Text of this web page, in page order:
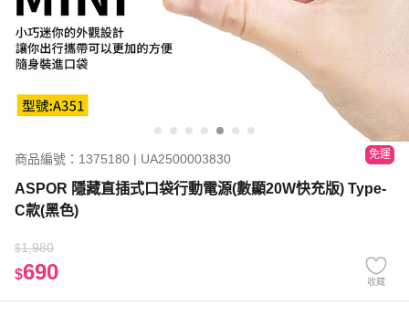
商品編號：1375180 | UA2500003830 免運
ASPOR 隱藏直插式口袋行動電源(數顯20W快充版) Type-
C款(黑色)
$1,980
$690 收藏